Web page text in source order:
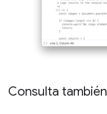
Consulta también